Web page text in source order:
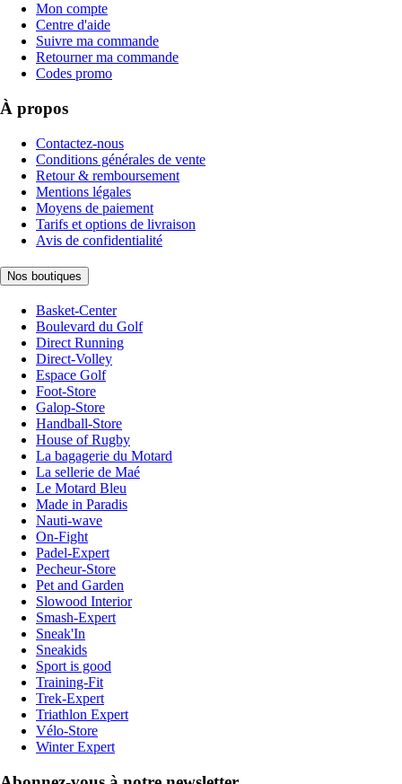
Mon compte
Centre d'aide
Suivre ma commande
Retourner ma commande
Codes promo
À propos
Contactez-nous
Conditions générales de vente
Retour & remboursement
Mentions légales
Moyens de paiement
Tarifs et options de livraison
Avis de confidentialité
Nos boutiques
Basket-Center
Boulevard du Golf
Direct Running
Direct-Volley
Espace Golf
Foot-Store
Galop-Store
Handball-Store
House of Rugby
La bagagerie du Motard
La sellerie de Maé
Le Motard Bleu
Made in Paradis
Nauti-wave
On-Fight
Padel-Expert
Pecheur-Store
Pet and Garden
Slowood Interior
Smash-Expert
Sneak'In
Sneakids
Sport is good
Training-Fit
Trek-Expert
Triathlon Expert
Vélo-Store
Winter Expert